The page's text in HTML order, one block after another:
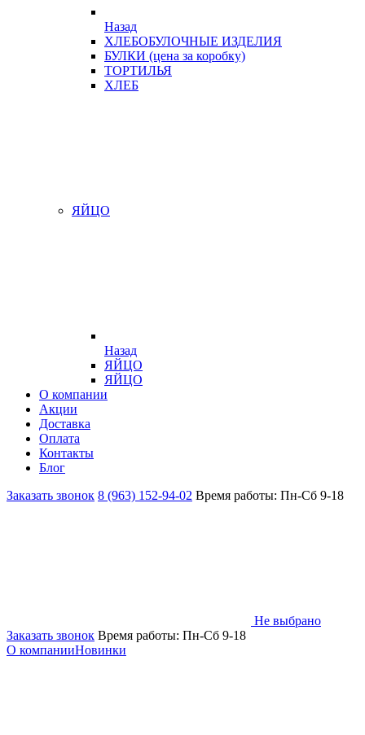
Назад
ХЛЕБОБУЛОЧНЫЕ ИЗДЕЛИЯ
БУЛКИ (цена за коробку)
ТОРТИЛЬЯ
ХЛЕБ
ЯЙЦО
Назад
ЯЙЦО
ЯЙЦО
О компании
Акции
Доставка
Оплата
Контакты
Блог
Заказать звонок 8 (963) 152-94-02 Время работы: Пн-Сб 9-18
Не выбрано
Заказать звонок Время работы: Пн-Сб 9-18
О компанииНовинки